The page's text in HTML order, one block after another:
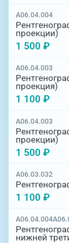
A06.04.004
проекции)
1 500 ₽
A06.04.003
проекция)
1 100 ₽
A06.04.003
проекции)
1 500 ₽
A06.03.032
1 100 ₽
A06.04.004
нижней